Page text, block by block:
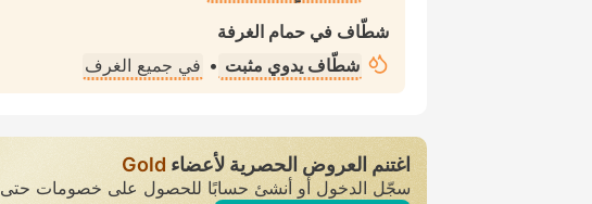
شطّاف في حمام الغرفة
شطّاف يدوي مثبت • في جميع الغرف
اغتنم العروض الحصرية لأعضاء Gold
سجّل الدخول أو أنشئ حسابًا للحصول على خصومات حتى